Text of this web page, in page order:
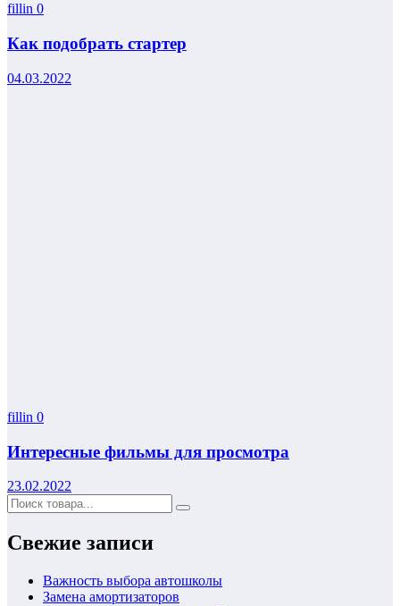
fillin 0
Как подобрать стартер
04.03.2022
fillin 0
Интересные фильмы для просмотра
23.02.2022
Свежие записи
Важность выбора автошколы
Замена амортизаторов